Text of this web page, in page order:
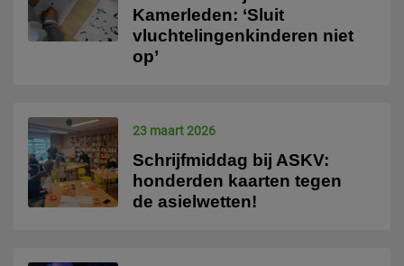
Kamerleden: ‘Sluit
vluchtelingenkinderen niet
op’
23 maart 2026
Schrijfmiddag bij ASKV:
honderden kaarten tegen
de asielwetten!